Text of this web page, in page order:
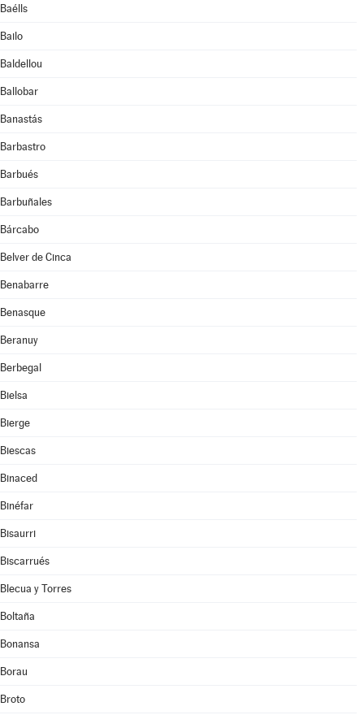
Baélls
Bailo
Baldellou
Ballobar
Banastás
Barbastro
Barbués
Barbuñales
Bárcabo
Belver de Cinca
Benabarre
Benasque
Beranuy
Berbegal
Bielsa
Bierge
Biescas
Binaced
Binéfar
Bisaurri
Biscarrués
Blecua y Torres
Boltaña
Bonansa
Borau
Broto